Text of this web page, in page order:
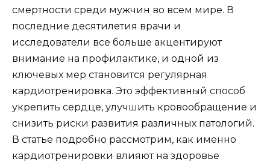
смертности среди мужчин во всем мире. В
последние десятилетия врачи и
исследователи все больше акцентируют
внимание на профилактике, и одной из
ключевых мер становится регулярная
кардиотренировка. Это эффективный способ
укрепить сердце, улучшить кровообращение и
снизить риски развития различных патологий.
В статье подробно рассмотрим, как именно
кардиотренировки влияют на здоровье